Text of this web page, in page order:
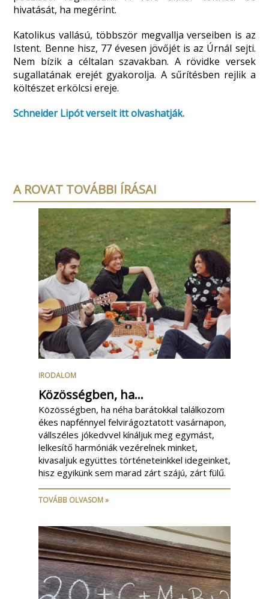
hivatását, ha megérint.
Katolikus vallású, többször megvallja verseiben is az
Istent. Benne hisz, 77 évesen jövőjét is az Úrnál sejti.
Nem bízik a céltalan szavakban. A rövidke versek
sugallatának erejét gyakorolja. A sűrítésben rejlik a
költészet erkölcsi ereje.
Schneider Lipót verseit itt olvashatják.
A ROVAT TOVÁBBI ÍRÁSAI
IRODALOM
Közösségben, ha...
Közösségben, ha néha barátokkal találkozom
ékes napfénnyel felvirágoztatott vasárnapon,
vállszéles jókedvvel kínáljuk meg egymást,
lelkesítő harmóniák vezérelnek minket,
kivasaljuk együttes történeteinkkel idegeinket,
hisz egyikünk sem marad zárt szájú, zárt fülű.
TOVÁBB OLVASOM »